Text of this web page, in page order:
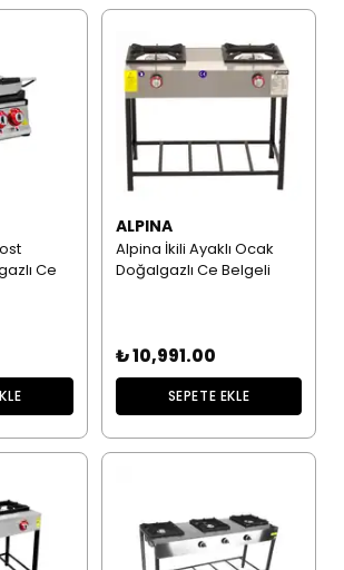
Ce
ALPINA
Alpina İkili Ayaklı Ocak
Doğalgazlı Ce Belgeli
₺ 10,991.00
SEPETE EKLE